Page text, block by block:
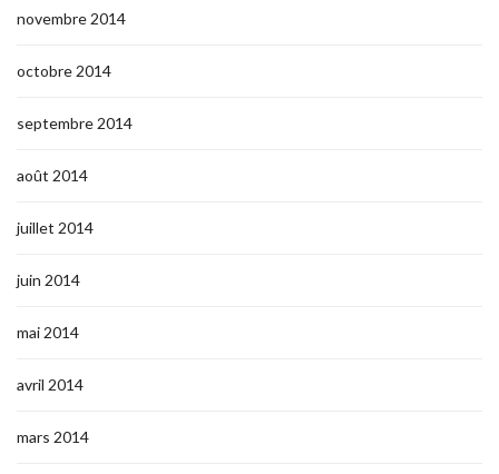
novembre 2014
octobre 2014
septembre 2014
août 2014
juillet 2014
juin 2014
mai 2014
avril 2014
mars 2014